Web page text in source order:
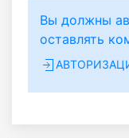
Вы должны
оставлять